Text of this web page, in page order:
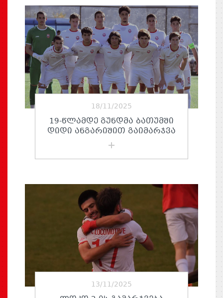
18/11/2025
19-ᲬᲚᲐᲛᲓᲔ ᲒᲣᲜᲓᲛᲐ ᲑᲐᲗᲣᲛᲨᲘ
ᲓᲘᲓᲘ ᲐᲜᲒᲐᲠᲘᲨᲘᲗ ᲒᲐᲘᲛᲐᲠᲯᲕᲐ
13/11/2025